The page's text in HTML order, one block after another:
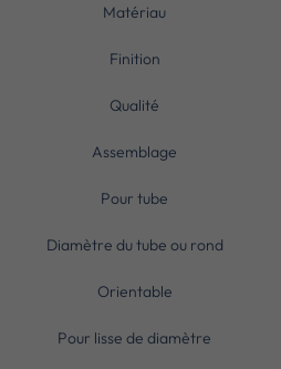
Matériau
Finition
Qualité
Assemblage
Pour tube
Diamètre du tube ou rond
Orientable
Pour lisse de diamètre